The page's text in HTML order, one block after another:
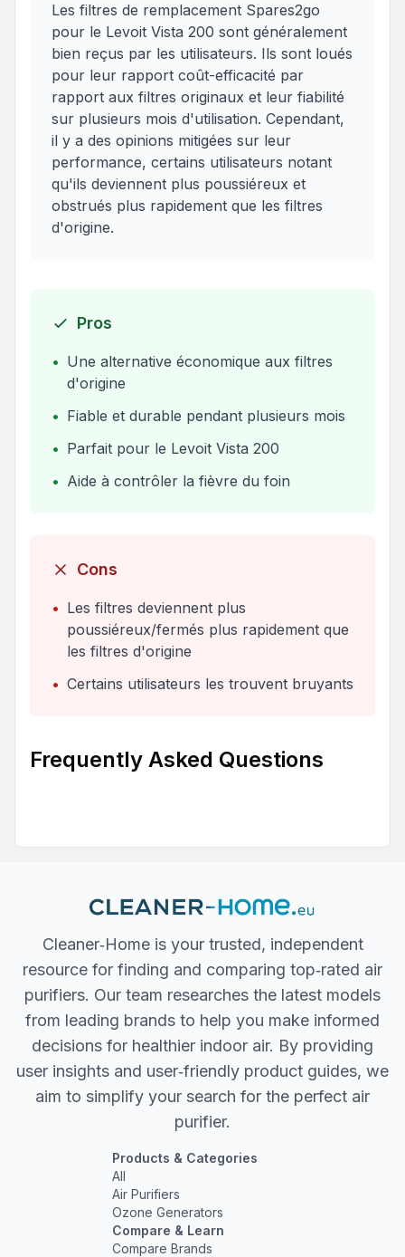
Les filtres de remplacement Spares2go
pour le Levoit Vista 200 sont généralement
bien reçus par les utilisateurs. Ils sont loués
pour leur rapport coût-efficacité par
rapport aux filtres originaux et leur fiabilité
sur plusieurs mois d'utilisation. Cependant,
il y a des opinions mitigées sur leur
performance, certains utilisateurs notant
qu'ils deviennent plus poussiéreux et
obstrués plus rapidement que les filtres
d'origine.
Pros
• Une alternative économique aux filtres
d'origine
• Fiable et durable pendant plusieurs mois
• Parfait pour le Levoit Vista 200
• Aide à contrôler la fièvre du foin
Cons
• Les filtres deviennent plus
poussiéreux/fermés plus rapidement que
les filtres d'origine
• Certains utilisateurs les trouvent bruyants
Frequently Asked Questions
Cleaner‐Home is your trusted, independent
resource for finding and comparing top‐rated air
purifiers. Our team researches the latest models
from leading brands to help you make informed
decisions for healthier indoor air. By providing
user insights and user‐friendly product guides, we
aim to simplify your search for the perfect air
purifier.
Products & Categories
All
Air Purifiers
Ozone Generators
Compare & Learn
Compare Brands